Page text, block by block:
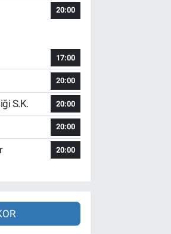
20:00
17:00
20:00
S.K. 20:00
20:00
20:00